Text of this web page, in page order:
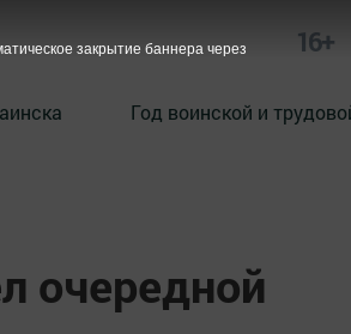
16+
Год воинской и
очередной
закрытие баннера через